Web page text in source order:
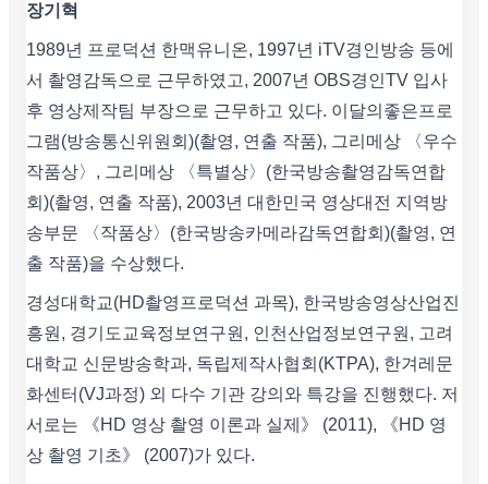
장기혁
1989년 프로덕션 한맥유니온, 1997년 iTV경인방송 등에
서 촬영감독으로 근무하였고, 2007년 OBS경인TV 입사
후 영상제작팀 부장으로 근무하고 있다. 이달의좋은프로
그램(방송통신위원회)(촬영, 연출 작품), 그리메상 〈우수
작품상〉, 그리메상 〈특별상〉(한국방송촬영감독연합
회)(촬영, 연출 작품), 2003년 대한민국 영상대전 지역방
송부문 〈작품상〉(한국방송카메라감독연합회)(촬영, 연
출 작품)을 수상했다.
경성대학교(HD촬영프로덕션 과목), 한국방송영상산업진
흥원, 경기도교육정보연구원, 인천산업정보연구원, 고려
대학교 신문방송학과, 독립제작사협회(KTPA), 한겨레문
화센터(VJ과정) 외 다수 기관 강의와 특강을 진행했다. 저
서로는 《HD 영상 촬영 이론과 실제》 (2011), 《HD 영
상 촬영 기초》 (2007)가 있다.